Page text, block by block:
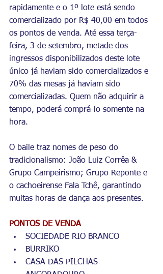
rapidamente e o 1º lote está sendo
comercializado por R$ 40,00 em todos
os pontos de venda. Até essa terça-
feira, 3 de setembro, metade dos
ingressos disponibilizados deste lote
único já haviam sido comercializados e
70% das mesas já haviam sido
comercializadas. Quem não adquirir a
tempo, poderá comprá-lo somente na
hora.
O baile traz nomes de peso do
tradicionalismo: João Luiz Corrêa &
Grupo Campeirismo; Grupo Reponte e
o cachoeirense Fala Tchê, garantindo
muitas horas de dança aos presentes.
PONTOS DE VENDA
SOCIEDADE RIO BRANCO
BURRIKO
CASA DAS PILCHAS